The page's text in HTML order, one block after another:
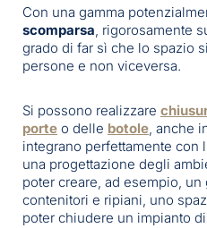
Con una gamma
scomparsa, rigorosamente
grado di far sì che lo spazio
persone e non viceversa.
Si possono realizzare
porte o delle botole, anche
integrano perfettamente con
una progettazione degli
poter creare, ad esempio,
contenitori e ripiani, uno
poter chiudere un impianto